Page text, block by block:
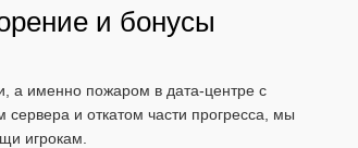
и бонусы
а именно пожаром в дата-центре с
и откатом части прогресса, мы
игрокам.